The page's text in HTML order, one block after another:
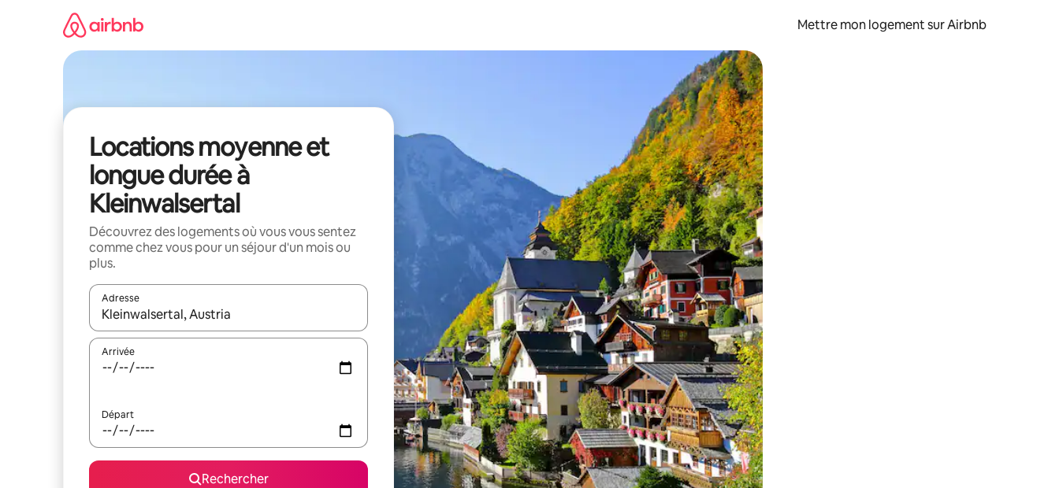
Mettre mon logement sur Airbnb
Locations moyenne et
longue durée à
Kleinwalsertal
Découvrez des logements où vous vous sentez
comme chez vous pour un séjour d'un mois ou
plus.
Adresse
Lorsque les résultats s'affichent, utilisez les flèches vers le haut et vers le bas pour les parcourir ou en appuyant et en faisant glisser.
Arrivée
Départ
Rechercher